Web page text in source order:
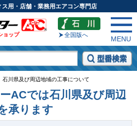
ス用・店舗・業務用エアコン専門店
ョップ 全国版へ
MENU
石川県及び周辺地域の工事について
ACでは石川県及び周辺
承ります